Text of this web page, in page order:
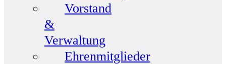
Vorstand
&
Verwaltung
Ehrenmitglieder